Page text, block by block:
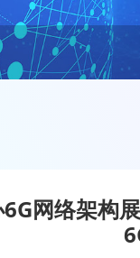
网络架构